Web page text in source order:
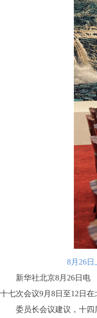
8月26
新华社北京8月26日电 十
十七次会议9月8日至12日在
委员长会议建议，十四届